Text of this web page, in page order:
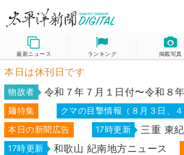
最新ニュース ランキング 掲載写真
本日は休刊日です
物故者 令和７年７月１日付〜令和８
麺特集 クマの目撃情報（８月３日、４
本日の新聞広告 17時更新 三重 東
17時更新 和歌山 紀南地方ニュース